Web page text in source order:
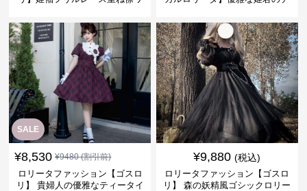
SALE
¥8,530 ¥9480(割引前)
ロリータファッション【ゴスロ
リ】 貴婦人の優雅なティータイ
¥9,880 (税込)
ロリータファッション【ゴスロ
リ】 森の妖精風ゴシックロリー